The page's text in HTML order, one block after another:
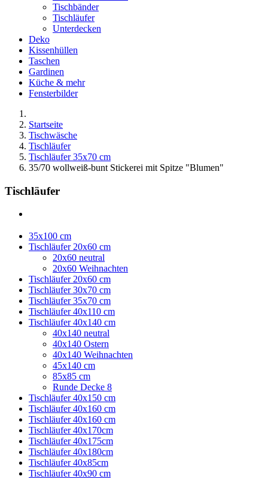
Tischbänder
Tischläufer
Unterdecken
Deko
Kissenhüllen
Taschen
Gardinen
Küche & mehr
Fensterbilder
Startseite
Tischwäsche
Tischläufer
Tischläufer 35x70 cm
35/70 wollweiß-bunt Stickerei mit Spitze "Blumen"
Tischläufer
35x100 cm
Tischläufer 20x60 cm
20x60 neutral
20x60 Weihnachten
Tischläufer 20x60 cm
Tischläufer 30x70 cm
Tischläufer 35x70 cm
Tischläufer 40x110 cm
Tischläufer 40x140 cm
40x140 neutral
40x140 Ostern
40x140 Weihnachten
45x140 cm
85x85 cm
Runde Decke 8
Tischläufer 40x150 cm
Tischläufer 40x160 cm
Tischläufer 40x160 cm
Tischläufer 40x170cm
Tischläufer 40x175cm
Tischläufer 40x180cm
Tischläufer 40x85cm
Tischläufer 40x90 cm